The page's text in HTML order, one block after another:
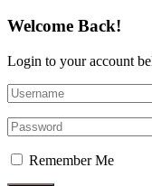
Welcome Back!
Login to your account
Remember Me